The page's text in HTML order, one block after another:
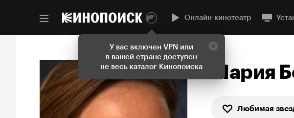
У вас включен VPN или
в вашей стране доступен
не весь каталог Кинопоиска
Онлайн-кинотеатр
Мария
Любимая